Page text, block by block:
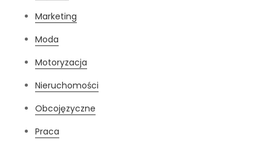
Marketing
Moda
Motoryzacja
Nieruchomości
Obcojęzyczne
Praca